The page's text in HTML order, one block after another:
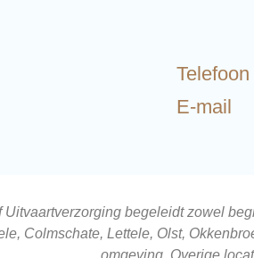
Telefoon
E-mail
Uitvaartverzorging begeleidt zowel
Colmschate, Lettele, Olst,